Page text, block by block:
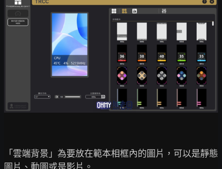
「雲端背景」為要放在範本相框內的圖片，可以是靜態